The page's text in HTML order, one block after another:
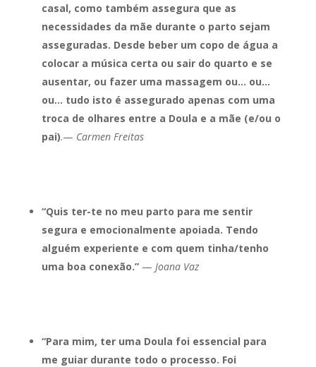
casal, como também assegura que as
necessidades da mãe durante o parto sejam
asseguradas. Desde beber um copo de água a
colocar a música certa ou sair do quarto e se
ausentar, ou fazer uma massagem ou… ou…
ou… tudo isto é assegurado apenas com uma
troca de olhares entre a Doula e a mãe (e/ou o
pai).— Carmen Freitas
“Quis ter-te no meu parto para me sentir
segura e emocionalmente apoiada. Tendo
alguém experiente e com quem tinha/tenho
uma boa conexão.”— Joana Vaz
“Para mim, ter uma Doula foi essencial para
me guiar durante todo o processo. Foi